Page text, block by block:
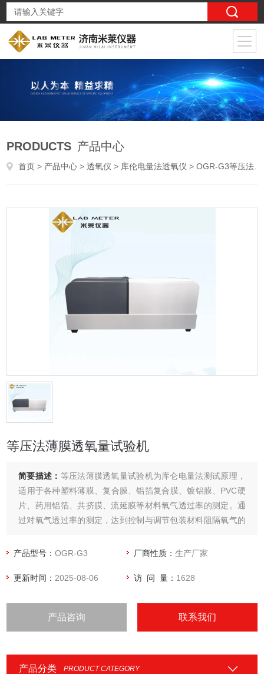
PRODUCTS 产品中心
首页 > 产品中心 >透氧仪 > 库伦电量法透氧仪 > OGR-G3等压法薄膜透氧量试验机
等压法薄膜透氧量试验机
简要描述： 等压法薄膜透氧量试验机为库仑电量法测试原理，
适用于各种塑料薄膜、复合膜、铝箔复合膜、镀铝膜、PVC硬
片、药用铝箔、共挤膜、流延膜等材料氧气透过率的测定。通
过对氧气透过率的测定，达到控制与调节包装材料阻隔氧气的
产品型号：OGR-G3 厂商性质：生产厂家
更新时间： 2025-08-06 访 问 量： 1628
产品咨询 联系我们
产品分类 PRODUCT CATEGORY